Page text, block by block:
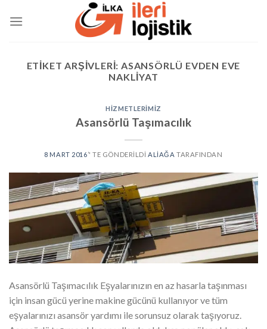
ETIKET ARŞIVLERI:ASANSÖRLÜ EVDEN EVE
NAKLIYAT
HIZMETLERIMIZ
Asansörlü Taşımacılık
8 MART 2016’' TE GÖNDERILDI ALIAĞA TARAFINDAN
Asansörlü Taşımacılık Eşyalarınızın en az hasarla taşınması
için insan gücü yerine makine gücünü kullanıyor ve tüm
eşyalarınızı asansör yardımı ile sorunsuz olarak taşıyoruz.